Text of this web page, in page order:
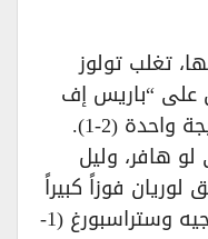
تغلب تولوز
على “باريس إف
سي”، وأوكسير على نيس بنتيجة واحدة (2-1).
هافر، وليل
(1-0)، وحقق لوريان فوزاً كبيراً
على ميتز (4-0)، فيما تعادل آنجيه وستراسبورغ (1-